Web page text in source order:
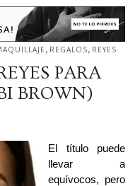
, REGALOS, REYES
PARA
BROWN)
El título puede
llevar a
equívocos, pero